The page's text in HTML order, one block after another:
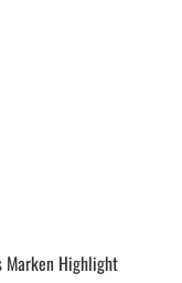
Marken Highlight